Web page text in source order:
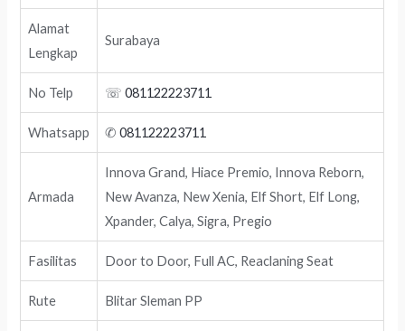
Alamat
Lengkap
Surabaya
No Telp ☏081122223711
Whatsapp ✆081122223711
Armada
Innova Grand, Hiace Premio, Innova Reborn,
New Avanza, New Xenia, Elf Short, Elf Long,
Xpander, Calya, Sigra, Pregio
Fasilitas Door to Door, Full AC, Reaclaning Seat
Rute Blitar Sleman PP